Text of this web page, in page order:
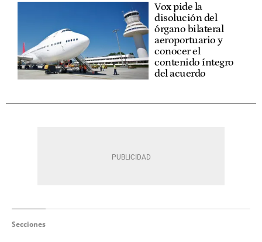
Vox pide la
disolución del
órgano bilateral
aeroportuario y
conocer el
contenido íntegro
del acuerdo
Secciones